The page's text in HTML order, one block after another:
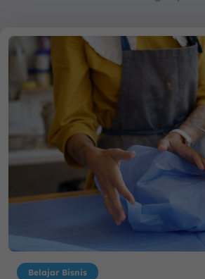
Belajar Bisnis